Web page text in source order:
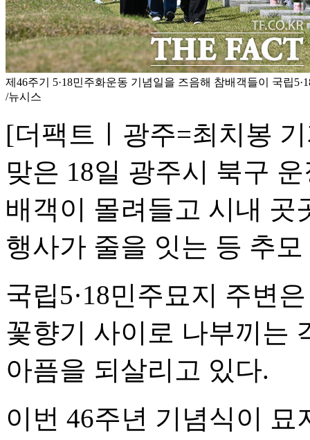
제46주기 5·18민주화운동 기념일을 즈음해 참배객들이 국립
/뉴시스
[더팩트ㅣ광주=최치봉
맞은 18일 광주시 북구
배객이 몰려들고 시내 곳
행사가 줄을 잇는 등 추
국립5·18민주묘지 주변
꽃향기 사이로 나부끼는
아픔을 되살리고 있다.
이번 46주년 기념식이